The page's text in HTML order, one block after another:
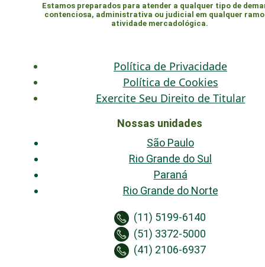
Estamos preparados para atender a qualquer tipo de
contenciosa, administrativa ou judicial em qualquer ramo
atividade mercadológica.
Política de Privacidade
Política de Cookies
Exercite Seu Direito de Titular
Nossas unidades
São Paulo
Rio Grande do Sul
Paraná
Rio Grande do Norte
(11) 5199-6140
(51) 3372-5000
(41) 2106-6937